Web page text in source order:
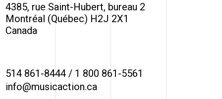
4385, rue Saint-Hubert, bureau 2
Montréal (Québec) H2J 2X1
Canada
514 861-8444 / 1 800 861-5561
info@musicaction.ca